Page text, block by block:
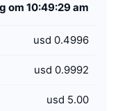
om 10:49:29 am
usd 0.4996
usd 0.9992
usd 5.00